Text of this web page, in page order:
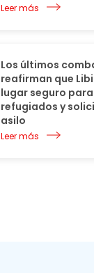
Leer más
Los últimos
reafirman que
lugar seguro
refugiados y
asilo
Leer más